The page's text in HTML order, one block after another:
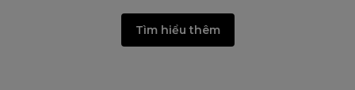
Tìm hiểu thêm